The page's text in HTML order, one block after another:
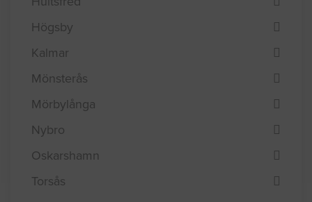
Högsby
Kalmar
Mönsterås
Mörbylånga
Nybro
Oskarshamn
Torsås